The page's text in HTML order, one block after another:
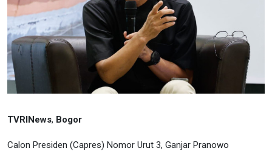
TVRINews, Bogor
Calon Presiden (Capres) Nomor Urut 3, Ganjar Pranowo